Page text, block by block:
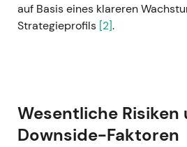
auf Basis eines klareren
Strategieprofils [2].
20. Sep 2021 —
September 2021 in den
aufgenommen[23],[24].
Wesentliche Risiken
Downside-Faktoren